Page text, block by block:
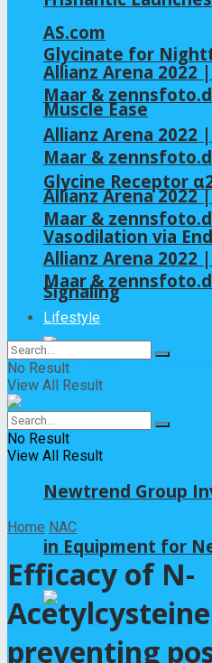
Glycinate for
Muscle Ease
Glycine Receptor
Vasodilation via
Signaling
Newtrend Group
in Equipment for
AS.com
Allianz Arena 2022
Maar &
Allianz Arena 2022
Maar &
Allianz Arena 2022
Maar &
Allianz Arena 2022
Maar &
Lifestyle
No Result
View All Result
No Result
View All Result
Home NAC
Efficacy of N-
preventing